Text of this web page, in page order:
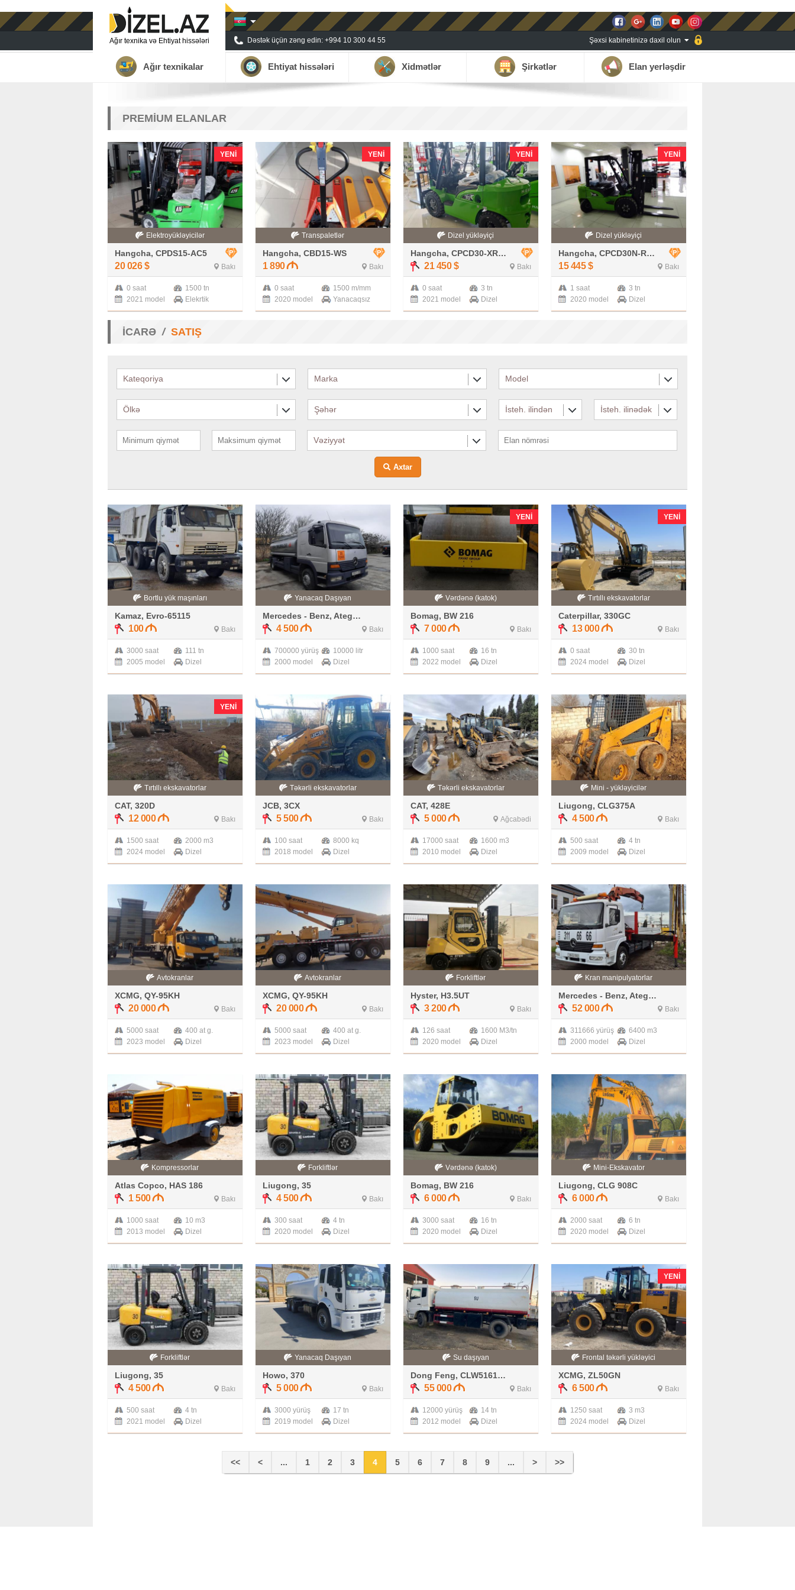
Ağır texnika və Ehtiyat hissələri Dəstək üçün zəng edin: +994 10 300 44 55 Şəxsi kabinetinizə daxil olun
Ağır texnikalar Ehtiyat hissələri Xidmətlər Şirkətlər Elan yerləşdir
PREMİUM ELANLAR
YENI
Elektroyükləyicilər
Hangcha, CPDS15-AC5
20 026 $ Bakı
0 saat
1500 tn
2021 model
Elekrtik
YENI
Transpaletlər
Hangcha, CBD15-WS
1 890 Bakı
0 saat
1500 m/mm
2020 model
Yanacaqsız
YENI
Dizel yükləyiçi
Hangcha, CPCD30-XRW33F
21 450 $ Bakı
0 saat
3 tn
2021 model
Dizel
YENI
Dizel yükləyiçi
Hangcha, CPCD30N-RG2
15 445 $ Bakı
1 saat
3 tn
2020 model
Dizel
İCARƏ SATIŞ
Kateqoriya Marka Model
Ölkə Şəhər İsteh. ilindən İsteh. ilinədək
Vəziyyət
Axtar
Bortlu yük maşınları
Kamaz, Evro-65115
100 Bakı
3000 saat
111 tn
2005 model
Dizel
Yanacaq Daşıyan
Mercedes - Benz, Atego 1523
4 500 Bakı
700000 yürüş
10000 litr
2000 model
Dizel
YENI
Vərdənə (katok)
Bomag, BW 216
7 000 Bakı
1000 saat
16 tn
2022 model
Dizel
YENI
Tırtıllı ekskavatorlar
Caterpillar, 330GC
13 000 Bakı
0 saat
30 tn
2024 model
Dizel
YENI
Tırtıllı ekskavatorlar
CAT, 320D
12 000 Bakı
1500 saat
2000 m3
2024 model
Dizel
Təkərli ekskavatorlar
JCB, 3CX
5 500 Bakı
100 saat
8000 kq
2018 model
Dizel
Təkərli ekskavatorlar
CAT, 428E
5 000 Ağcabədi
17000 saat
1600 m3
2010 model
Dizel
Mini - yükləyicilər
Liugong, CLG375A
4 500 Bakı
500 saat
4 tn
2009 model
Dizel
Avtokranlar
XCMG, QY-95KH
20 000 Bakı
5000 saat
400 at g.
2023 model
Dizel
Avtokranlar
XCMG, QY-95KH
20 000 Bakı
5000 saat
400 at g.
2023 model
Dizel
Forkliftlər
Hyster, H3.5UT
3 200 Bakı
126 saat
1600 M3/tn
2020 model
Dizel
Kran manipulyatorlar
Mercedes - Benz, Atego 1224
52 000 Bakı
311666 yürüş
6400 m3
2000 model
Dizel
Kompressorlar
Atlas Copco, HAS 186
1 500 Bakı
1000 saat
10 m3
2013 model
Dizel
Forkliftlər
Liugong, 35
4 500 Bakı
300 saat
4 tn
2020 model
Dizel
Vərdənə (katok)
Bomag, BW 216
6 000 Bakı
3000 saat
16 tn
2020 model
Dizel
Mini-Ekskavator
Liugong, CLG 908C
6 000 Bakı
2000 saat
6 tn
2020 model
Dizel
Forkliftlər
Liugong, 35
4 500 Bakı
500 saat
4 tn
2021 model
Dizel
Yanacaq Daşıyan
Howo, 370
5 000 Bakı
3000 yürüş
17 tn
2019 model
Dizel
Su daşıyan
Dong Feng, CLW5161GSS3
55 000 Bakı
12000 yürüş
14 tn
2012 model
Dizel
YENI
Frontal təkərli yükləyici
XCMG, ZL50GN
6 500 Bakı
1250 saat
3 m3
2024 model
Dizel
<< < ... 1 2 3 4 5 6 7 8 9 ... > >>